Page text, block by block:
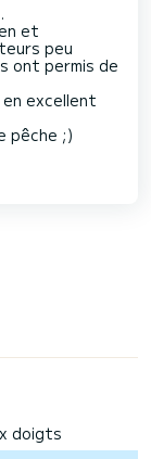
et
peu
ont permis de
excellent
pêche ;)
doigts